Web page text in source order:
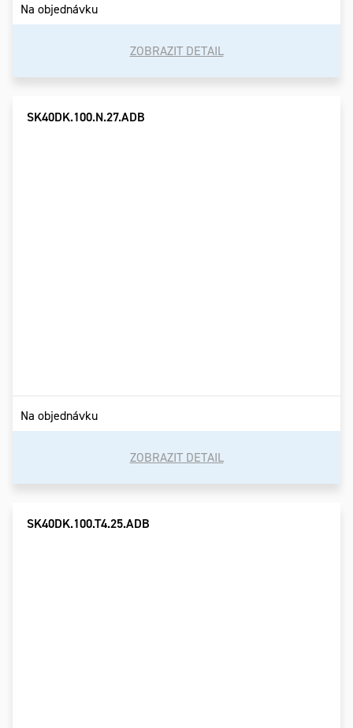
Na objednávku
ZOBRAZIT DETAIL
SK40DK.100.N.27.ADB
Na objednávku
ZOBRAZIT DETAIL
SK40DK.100.T4.25.ADB